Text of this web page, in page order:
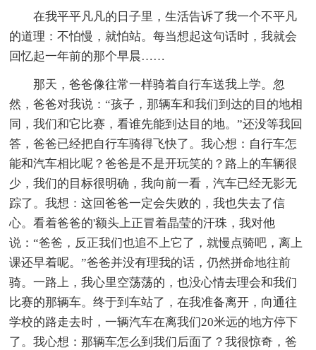
在我平平凡凡的日子里，生活告诉了我一个不平凡
的道理：不怕慢，就怕站。每当想起这句话时，我就会
回忆起一年前的那个早晨……
那天，爸爸像往常一样骑着自行车送我上学。忽
然，爸爸对我说：“孩子，那辆车和我们到达的目的地相
同，我们和它比赛，看谁先能到达目的地。”还没等我回
答，爸爸已经把自行车骑得飞快了。我心想：自行车怎
能和汽车相比呢？爸爸是不是开玩笑的？路上的车辆很
少，我们的目标很明确，我向前一看，汽车已经无影无
踪了。我想：这回爸爸一定会失败的，我也失去了信
心。看着爸爸的'额头上正冒着晶莹的汗珠，我对他
说：“爸爸，反正我们也追不上它了，就慢点骑吧，离上
课还早着呢。”爸爸并没有理我的话，仍然拼命地往前
骑。一路上，我心里空荡荡的，也没心情去理会和我们
比赛的那辆车。终于到车站了，在我准备离开，向通往
学校的路走去时，一辆汽车在离我们20米远的地方停下
了。我心想：那辆车怎么到我们后面了？我很惊奇，爸